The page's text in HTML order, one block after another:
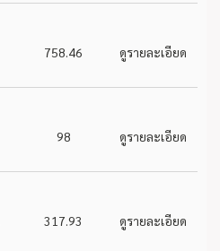
758.46 ดูรายละเอียด
98 ดูรายละเอียด
317.93 ดูรายละเอียด